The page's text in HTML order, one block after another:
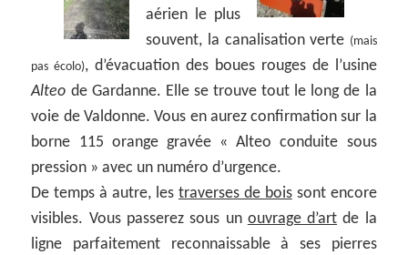
aérien le plus
souvent, la canalisation verte (mais
pas écolo), d’évacuation des boues rouges de l’usine
Alteo de Gardanne. Elle se trouve tout le long de la
voie de Valdonne. Vous en aurez confirmation sur la
borne 115 orange gravée « Alteo conduite sous
pression » avec un numéro d’urgence.
De temps à autre, les traverses de boissont encore
visibles. Vous passerez sous un ouvrage d’art de la
ligne parfaitement reconnaissable à ses pierres